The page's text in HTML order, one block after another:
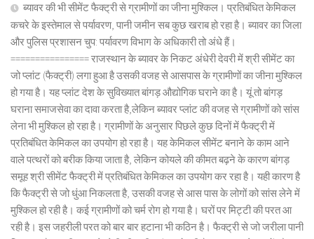
ब्यावर की भी सीमेंट फैक्ट्री से ग्रामीणों का जीना मुश्किल। प्रतिबंधित केमिकल
कचरे के इस्तेमाल से पर्यावरण, पानी जमीन सब कुछ खराब हो रहा है। ब्यावर का जिला
और पुलिस प्रशासन चुप: पर्यावरण विभाग के अधिकारी तो अंधे हैं।
================ राजस्थान के ब्यावर के निकट अंधेरी देवरी में श्री सीमेंट का
जो प्लांट (फैक्ट्री) लगा हुआ है उसकी वजह से आसपास के ग्रामीणों का जीना मुश्किल
हो गया है। यह प्लांट देश के सुविख्यात बांगड़ औद्योगिक घराने का है। यूं तो बांगड़
घराना समाजसेवा का दावा करता है,लेकिन ब्यावर प्लांट की वजह से ग्रामीणों को सांस
लेना भी मुश्किल हो रहा है। ग्रामीणों के अनुसार पिछले कुछ दिनों में फैक्ट्री में
प्रतिबंधित केमिकल का उपयोग हो रहा है। यह केमिकल सीमेंट बनाने के काम आने
वाले पत्थरों को बरीक किया जाता है, लेकिन कोयले की कीमत बढ़ने के कारण बांगड़
समूह श्री सीमेंट फैक्ट्री में प्रतिबंधित केमिकल का उपयोग कर रहा है। यही कारण है
कि फैक्ट्री से जो धुंआ निकलता है, उसकी वजह से आस पास के लोगों को सांस लेने में
मुश्किल हो रही है। कई ग्रामीणों को चर्म रोग हो गया है। घरों पर मिट्टी की परत आ
रही है। इस जहरीली परत को बार बार हटाना भी कठिन है। फैक्ट्री से जो जरीला पानी